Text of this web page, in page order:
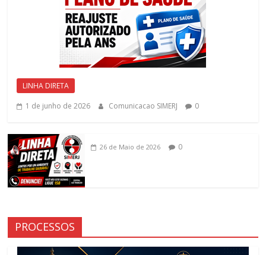
LINHA DIRETA
1 de junho de 2026
Comunicacao SIMERJ 0
26 de Maio de 2026 0
PROCESSOS